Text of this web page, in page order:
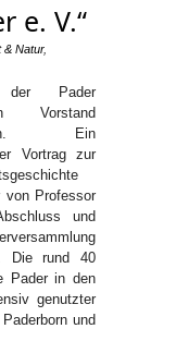
e. V.“
& Natur,
der Pader
Vorstand
Ein
Vortrag zur
von Professor
und
Die rund 40
Pader in den
genutzter
und